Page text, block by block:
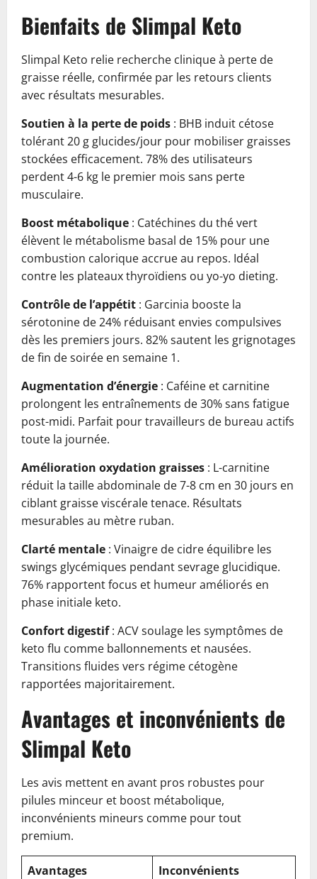
Bienfaits de Slimpal Keto
Slimpal Keto relie recherche clinique à perte de
graisse réelle, confirmée par les retours clients
avec résultats mesurables.
Soutien à la perte de poids : BHB induit cétose
tolérant 20 g glucides/jour pour mobiliser graisses
stockées efficacement. 78% des utilisateurs
perdent 4-6 kg le premier mois sans perte
musculaire.
Boost métabolique : Catéchines du thé vert
élèvent le métabolisme basal de 15% pour une
combustion calorique accrue au repos. Idéal
contre les plateaux thyroïdiens ou yo-yo dieting.
Contrôle de l’appétit : Garcinia booste la
sérotonine de 24% réduisant envies compulsives
dès les premiers jours. 82% sautent les grignotages
de fin de soirée en semaine 1.
Augmentation d’énergie : Caféine et carnitine
prolongent les entraînements de 30% sans fatigue
post-midi. Parfait pour travailleurs de bureau actifs
toute la journée.
Amélioration oxydation graisses : L-carnitine
réduit la taille abdominale de 7-8 cm en 30 jours en
ciblant graisse viscérale tenace. Résultats
mesurables au mètre ruban.
Clarté mentale : Vinaigre de cidre équilibre les
swings glycémiques pendant sevrage glucidique.
76% rapportent focus et humeur améliorés en
phase initiale keto.
Confort digestif: ACV soulage les symptômes de
keto flu comme ballonnements et nausées.
Transitions fluides vers régime cétogène
rapportées majoritairement.
Avantages et inconvénients de
Slimpal Keto
Les avis mettent en avant pros robustes pour
pilules minceur et boost métabolique,
inconvénients mineurs comme pour tout
premium.
Avantages Inconvénients